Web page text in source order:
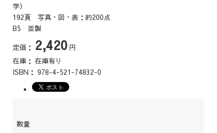
学）
192頁 写真・図・表：約200点
B5 並製
定価： 2,420 円
在庫： 在庫有り
ISBN： 978-4-521-74832-0
数量